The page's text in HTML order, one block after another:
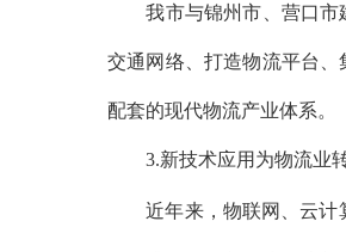
我市与锦州市、营口市建
交通网络、打造物流平台
配套的现代物流产业体系。
3.新技术应用为物流业
近年来，物联网、云计